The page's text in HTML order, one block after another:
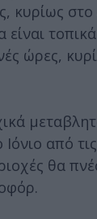
κυρίως στο
ώρες,
από
θα